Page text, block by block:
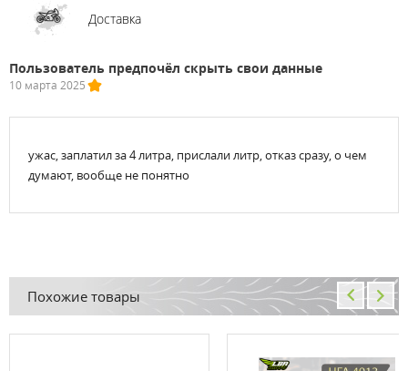
Доставка
Пользователь предпочёл скрыть свои данные
10 марта 2025
ужас, заплатил за 4 литра, прислали литр, отказ сразу, о чем
думают, вообще не понятно
Похожие товары